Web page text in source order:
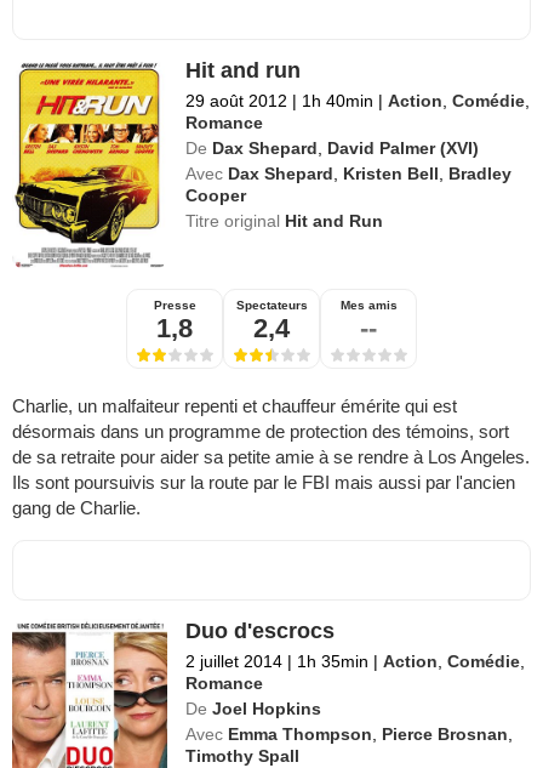
Hit and run
29 août 2012 | 1h 40min | Action ,Comédie
Romance
De Dax Shepard
David Palmer (XVI)
Avec Dax Shepard Kristen Bell
Bradley
Cooper
Titre original Hit and Run
Presse
1,8
Spectateurs
2,4
Mes amis
--
Charlie, un malfaiteur repenti et chauffeur émérite qui est
désormais dans un programme de protection des témoins, sort
de sa retraite pour aider sa petite amie à se rendre à Los Angeles.
Ils sont poursuivis sur la route par le FBI mais aussi par l'ancien
gang de Charlie.
Duo d'escrocs
2 juillet 2014 | 1h 35min | Action ,Comédie
Romance
De Joel Hopkins
Avec Emma Thompson Pierce Brosnan
Timothy Spall